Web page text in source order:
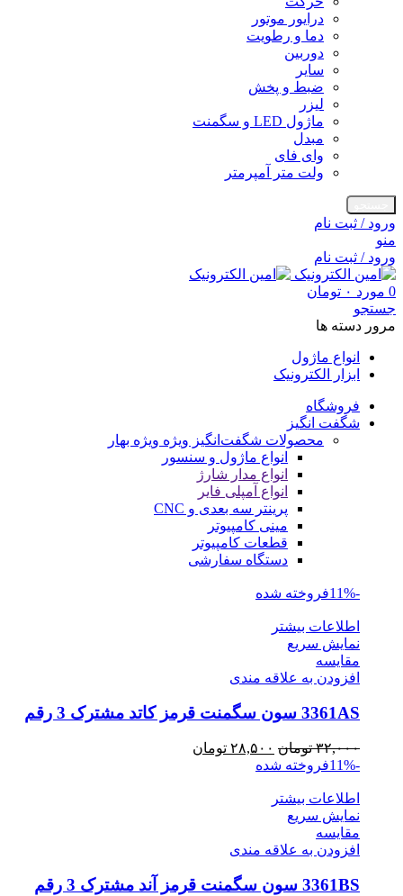
درایور موتور
دما و رطویت
دوربین
سایر
ضبط و پخش
لیزر
ماژول LED و سگمنت
مبدل
وای فای
ولت متر آمپرمتر
ورود / ثبت نام
منو
ورود / ثبت نام
0 مورد ۰ تومان
جستجو
مرور دسته ها
انواع ماژول
ابزار الکترونیک
فروشگاه
شگفت انگیز
محصولات شگفت‌انگیز ویژه ویژه بهار
انواع ماژول و سنسور
انواع مدار شارژ
انواع آمپلی فایر
پرینتر سه بعدی و CNC
مینی کامپیوتر
قطعات کامپیوتر
دستگاه سفارشی
-11% فروخته شده
اطلاعات بیشتر
نمایش سریع
مقايسه
افزودن به علاقه مندی
3361AS سون سگمنت قرمز کاتد مشترک 3 رقم
۳۲,۰۰۰ تومان قیمت
اصلی
۲۸,۵۰۰ تومان
-11% فروخته شده
اطلاعات بیشتر
نمایش سریع
مقايسه
افزودن به علاقه مندی
3361BS سون سگمنت قرمز آند مشترک 3 رقم